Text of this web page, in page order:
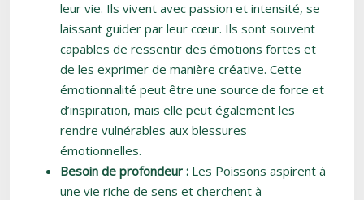
leur vie. Ils vivent avec passion et intensité, se
laissant guider par leur cœur. Ils sont souvent
capables de ressentir des émotions fortes et
de les exprimer de manière créative. Cette
émotionnalité peut être une source de force et
d’inspiration, mais elle peut également les
rendre vulnérables aux blessures
émotionnelles.
Besoin de profondeur : Les Poissons aspirent à
une vie riche de sens et cherchent à